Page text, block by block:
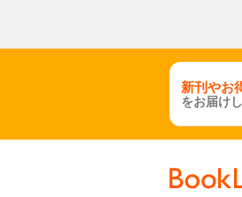
新刊やお
をお届け